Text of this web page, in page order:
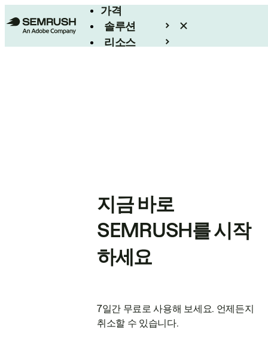
가격
솔루션
리소스
지금 바로
SEMRUSH를 시작
하세요
7일간 무료로 사용해 보세요. 언제든지
취소할 수 있습니다.